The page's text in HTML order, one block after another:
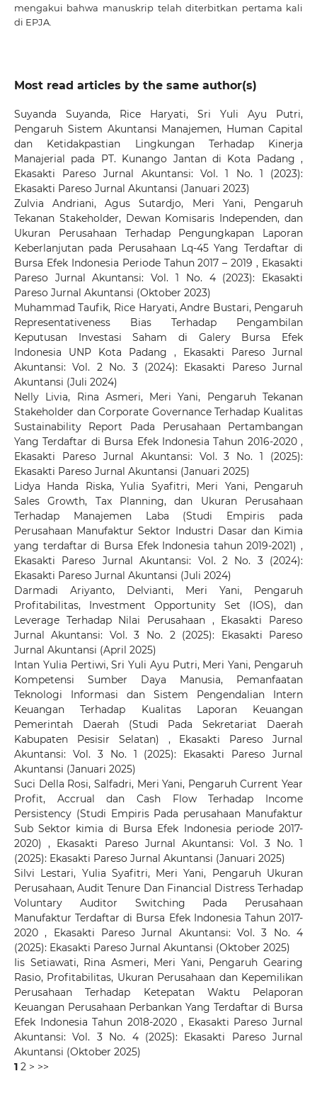
mengakui bahwa manuskrip telah diterbitkan pertama kali
di EPJA.
Most read articles by the same author(s)
Suyanda Suyanda, Rice Haryati, Sri Yuli Ayu Putri,
Pengaruh Sistem Akuntansi Manajemen, Human Capital
dan Ketidakpastian Lingkungan Terhadap Kinerja
Manajerial pada PT. Kunango Jantan di Kota Padang,
Ekasakti Pareso Jurnal Akuntansi: Vol. 1 No. 1 (2023):
Ekasakti Pareso Jurnal Akuntansi (Januari 2023)
Zulvia Andriani, Agus Sutardjo, Meri Yani, Pengaruh
Tekanan Stakeholder, Dewan Komisaris Independen, dan
Ukuran Perusahaan Terhadap Pengungkapan Laporan
Keberlanjutan pada Perusahaan Lq-45 Yang Terdaftar di
Bursa Efek Indonesia Periode Tahun 2017 – 2019, Ekasakti
Pareso Jurnal Akuntansi: Vol. 1 No. 4 (2023): Ekasakti
Pareso Jurnal Akuntansi (Oktober 2023)
Muhammad Taufik, Rice Haryati, Andre Bustari, Pengaruh
Representativeness Bias Terhadap Pengambilan
Keputusan Investasi Saham di Galery Bursa Efek
Indonesia UNP Kota Padang, Ekasakti Pareso Jurnal
Akuntansi: Vol. 2 No. 3 (2024): Ekasakti Pareso Jurnal
Akuntansi (Juli 2024)
Nelly Livia, Rina Asmeri, Meri Yani, Pengaruh Tekanan
Stakeholder dan Corporate Governance Terhadap Kualitas
Sustainability Report Pada Perusahaan Pertambangan
Yang Terdaftar di Bursa Efek Indonesia Tahun 2016-2020,
Ekasakti Pareso Jurnal Akuntansi: Vol. 3 No. 1 (2025):
Ekasakti Pareso Jurnal Akuntansi (Januari 2025)
Lidya Handa Riska, Yulia Syafitri, Meri Yani, Pengaruh
Sales Growth, Tax Planning, dan Ukuran Perusahaan
Terhadap Manajemen Laba (Studi Empiris pada
Perusahaan Manufaktur Sektor Industri Dasar dan Kimia
yang terdaftar di Bursa Efek Indonesia tahun 2019-2021),
Ekasakti Pareso Jurnal Akuntansi: Vol. 2 No. 3 (2024):
Ekasakti Pareso Jurnal Akuntansi (Juli 2024)
Darmadi Ariyanto, Delvianti, Meri Yani, Pengaruh
Profitabilitas, Investment Opportunity Set (IOS), dan
Leverage Terhadap Nilai Perusahaan , Ekasakti Pareso
Jurnal Akuntansi: Vol. 3 No. 2 (2025): Ekasakti Pareso
Jurnal Akuntansi (April 2025)
Intan Yulia Pertiwi, Sri Yuli Ayu Putri, Meri Yani, Pengaruh
Kompetensi Sumber Daya Manusia, Pemanfaatan
Teknologi Informasi dan Sistem Pengendalian Intern
Keuangan Terhadap Kualitas Laporan Keuangan
Pemerintah Daerah (Studi Pada Sekretariat Daerah
Kabupaten Pesisir Selatan) , Ekasakti Pareso Jurnal
Akuntansi: Vol. 3 No. 1 (2025): Ekasakti Pareso Jurnal
Akuntansi (Januari 2025)
Suci Della Rosi, Salfadri, Meri Yani, Pengaruh Current Year
Profit, Accrual dan Cash Flow Terhadap Income
Persistency (Studi Empiris Pada perusahaan Manufaktur
Sub Sektor kimia di Bursa Efek Indonesia periode 2017-
2020), Ekasakti Pareso Jurnal Akuntansi: Vol. 3 No. 1
(2025): Ekasakti Pareso Jurnal Akuntansi (Januari 2025)
Silvi Lestari, Yulia Syafitri, Meri Yani, Pengaruh Ukuran
Perusahaan, Audit Tenure Dan Financial Distress Terhadap
Voluntary Auditor Switching Pada Perusahaan
Manufaktur Terdaftar di Bursa Efek Indonesia Tahun 2017-
2020, Ekasakti Pareso Jurnal Akuntansi: Vol. 3 No. 4
(2025): Ekasakti Pareso Jurnal Akuntansi (Oktober 2025)
Iis Setiawati, Rina Asmeri, Meri Yani, Pengaruh Gearing
Rasio, Profitabilitas, Ukuran Perusahaan dan Kepemilikan
Perusahaan Terhadap Ketepatan Waktu Pelaporan
Keuangan Perusahaan Perbankan Yang Terdaftar di Bursa
Efek Indonesia Tahun 2018-2020, Ekasakti Pareso Jurnal
Akuntansi: Vol. 3 No. 4 (2025): Ekasakti Pareso Jurnal
Akuntansi (Oktober 2025)
1 2 > >>